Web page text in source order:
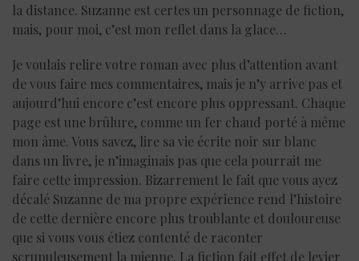
la distance. Suzanne est certes un personnage de fiction,
mais, pour moi, c’est mon reflet dans la glace…
Je voulais relire votre roman avec plus d’attention avant
de vous faire mes commentaires, mais je n’y arrive pas et
aujourd’hui encore c’est encore plus oppressant. Chaque
page est une brûlure, comme un fer chaud porté à même
mon âme. Vous savez, lire sa vie écrite noir sur blanc
dans un livre, je n’imaginais pas que cela pourrait me
faire cette impression. Bizarrement le fait que vous ayez
décalé Suzanne de ma propre expérience rend l’histoire
de cette dernière encore plus troublante et douloureuse
que si vous vous étiez contenté de raconter
scrupuleusement la mienne. La fiction fait effet de levier